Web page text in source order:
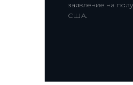
заявление на
США.